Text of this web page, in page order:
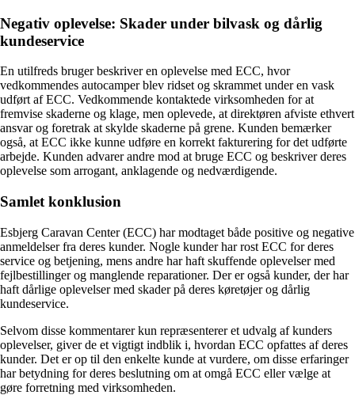
Negativ oplevelse: Skader under bilvask og dårlig
kundeservice
En utilfreds bruger beskriver en oplevelse med ECC, hvor
vedkommendes autocamper blev ridset og skrammet under en vask
udført af ECC. Vedkommende kontaktede virksomheden for at
fremvise skaderne og klage, men oplevede, at direktøren afviste ethvert
ansvar og foretrak at skylde skaderne på grene. Kunden bemærker
også, at ECC ikke kunne udføre en korrekt fakturering for det udførte
arbejde. Kunden advarer andre mod at bruge ECC og beskriver deres
oplevelse som arrogant, anklagende og nedværdigende.
Samlet konklusion
Esbjerg Caravan Center (ECC) har modtaget både positive og negative
anmeldelser fra deres kunder. Nogle kunder har rost ECC for deres
service og betjening, mens andre har haft skuffende oplevelser med
fejlbestillinger og manglende reparationer. Der er også kunder, der har
haft dårlige oplevelser med skader på deres køretøjer og dårlig
kundeservice.
Selvom disse kommentarer kun repræsenterer et udvalg af kunders
oplevelser, giver de et vigtigt indblik i, hvordan ECC opfattes af deres
kunder. Det er op til den enkelte kunde at vurdere, om disse erfaringer
har betydning for deres beslutning om at omgå ECC eller vælge at
gøre forretning med virksomheden.